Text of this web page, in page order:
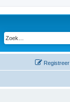
Registreer